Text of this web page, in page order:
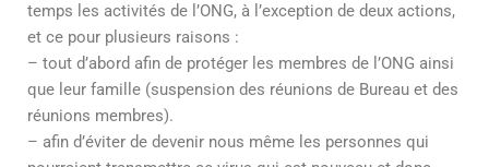
temps les activités de l’ONG, à l’exception de deux actions,
et ce pour plusieurs raisons :
– tout d’abord afin de protéger les membres de l’ONG ainsi
que leur famille (suspension des réunions de Bureau et des
réunions membres).
– afin d’éviter de devenir nous même les personnes qui